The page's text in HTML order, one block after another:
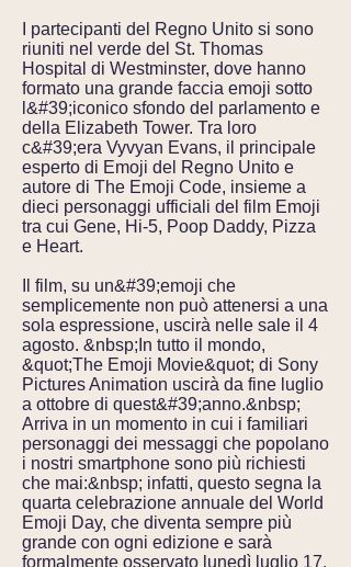
I partecipanti del Regno Unito si sono
riuniti nel verde del St. Thomas
Hospital di Westminster, dove hanno
formato una grande faccia emoji sotto
l&#39;iconico sfondo del parlamento e
della Elizabeth Tower. Tra loro
c&#39;era Vyvyan Evans, il principale
esperto di Emoji del Regno Unito e
autore di The Emoji Code, insieme a
dieci personaggi ufficiali del film Emoji
tra cui Gene, Hi-5, Poop Daddy, Pizza
e Heart.
Il film, su un&#39;emoji che
semplicemente non può attenersi a una
sola espressione, uscirà nelle sale il 4
agosto. &nbsp;In tutto il mondo,
&quot;The Emoji Movie&quot; di Sony
Pictures Animation uscirà da fine luglio
a ottobre di quest&#39;anno.&nbsp;
Arriva in un momento in cui i familiari
personaggi dei messaggi che popolano
i nostri smartphone sono più richiesti
che mai:&nbsp; infatti, questo segna la
quarta celebrazione annuale del World
Emoji Day, che diventa sempre più
grande con ogni edizione e sarà
formalmente osservato lunedì luglio 17.